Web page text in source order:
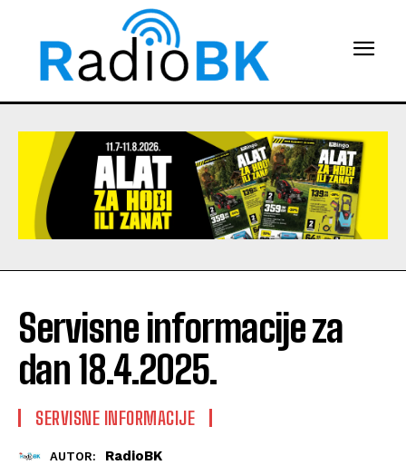
Servisne informacije za
dan 18.4.2025.
SERVISNE INFORMACIJE
AUTOR: RadioBK